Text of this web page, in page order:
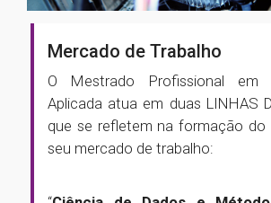
Mercado de Trabalho
O Mestrado Profissional em
Aplicada atua em duas LINHAS
que se refletem na formação do
seu mercado de trabalho: